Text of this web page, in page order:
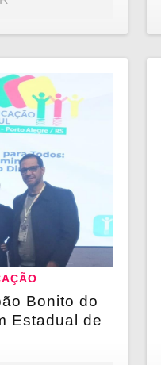
Bonito do
Estadual de